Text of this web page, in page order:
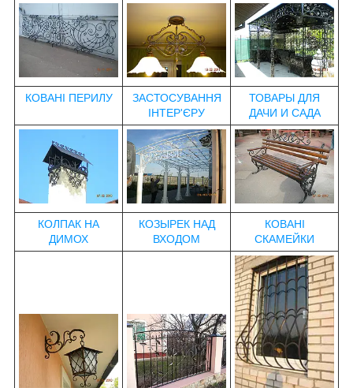
КОВАНІ ПЕРИЛУ
ЗАСТОСУВАННЯ
ІНТЕР'ЄРУ
ТОВАРЫ ДЛЯ
ДАЧИ И САДА
КОЛПАК НА
ДИМОХ
КОЗЫРЕК НАД
ВХОДОМ
КОВАНІ
СКАМЕЙКИ